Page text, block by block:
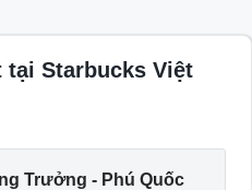
tại Starbucks Việt
Trưởng - Phú Quốc